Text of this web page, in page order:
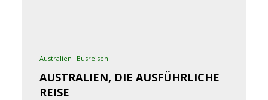
Australien Busreisen
AUSTRALIEN, DIE AUSFÜHRLICHE
REISE